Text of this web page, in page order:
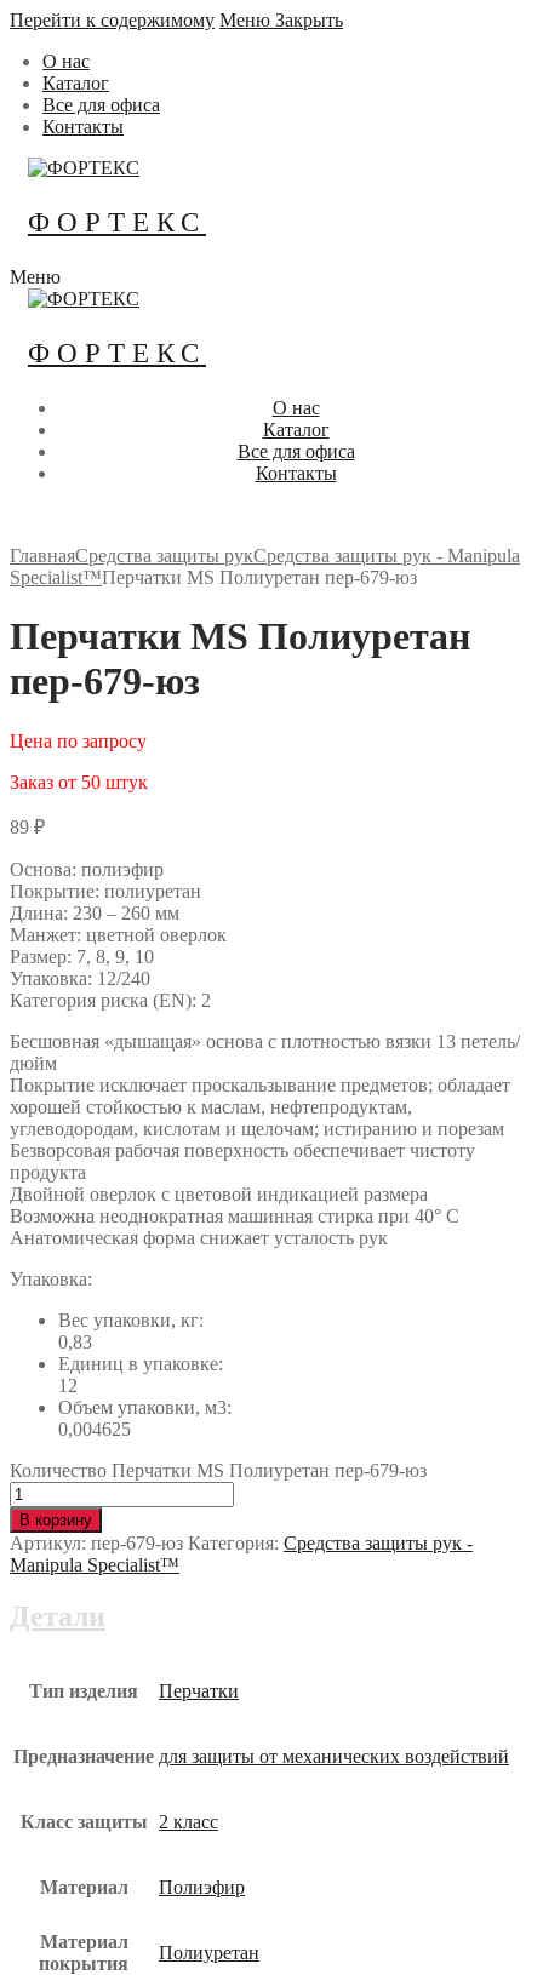
Перейти к содержимому Меню Закрыть
О нас
Каталог
Все для офиса
Контакты
ФОРТЕКС
Меню
ФОРТЕКС
О нас
Каталог
Все для офиса
Контакты
ГлавнаяСредства защиты рукСредства защиты рук - Manipula
Specialist™Перчатки MS Полиуретан пер-679-юз
Перчатки MS Полиуретан
пер-679-юз
Цена по запросу
Заказ от 50 штук
89 ₽
Основа: полиэфир
Покрытие: полиуретан
Длина: 230 – 260 мм
Манжет: цветной оверлок
Размер: 7, 8, 9, 10
Упаковка: 12/240
Категория риска (EN): 2
Бесшовная «дышащая» основа с плотностью вязки 13 петель/
дюйм
Покрытие исключает проскальзывание предметов; обладает
хорошей стойкостью к маслам, нефтепродуктам,
углеводородам, кислотам и щелочам; истиранию и порезам
Безворсовая рабочая поверхность обеспечивает чистоту
продукта
Двойной оверлок с цветовой индикацией размера
Возможна неоднократная машинная стирка при 40° С
Анатомическая форма снижает усталость рук
Упаковка:
Вес упаковки, кг:
0,83
Единиц в упаковке:
12
Объем упаковки, м3:
0,004625
Количество Перчатки MS Полиуретан пер-679-юз
В корзину
Артикул: пер-679-юз Категория: Средства защиты рук -
Manipula Specialist™
Детали
Тип изделия Перчатки
Предназначение для защиты от механических воздействий
Класс защиты 2 класс
Материал Полиэфир
Материал
покрытия
Полиуретан